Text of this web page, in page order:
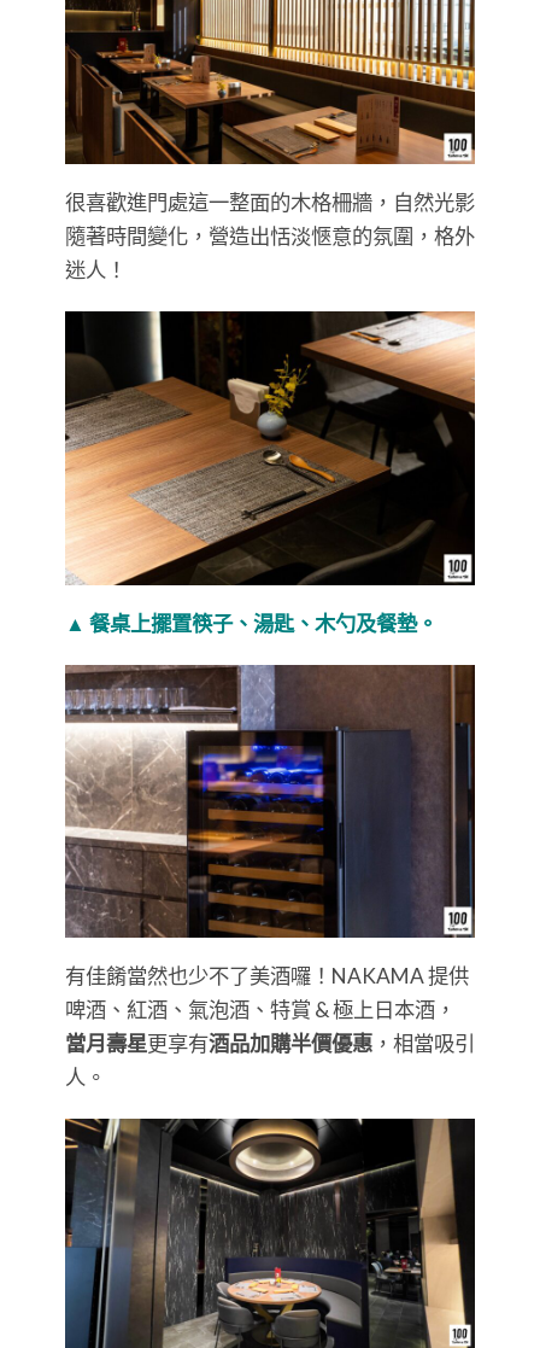
很喜歡進門處這一整面的木格柵牆，自然光影
隨著時間變化，營造出恬淡愜意的氛圍，格外
迷人！
▲ 餐桌上擺置筷子、湯匙、木勺及餐墊。
有佳餚當然也少不了美酒囉！NAKAMA 提供
啤酒、紅酒、氣泡酒、特賞 & 極上日本酒，
當月壽星更享有酒品加購半價優惠 ，相當吸引
人。